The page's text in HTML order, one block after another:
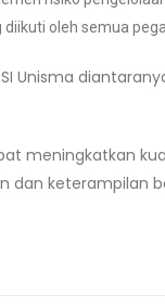
diikuti oleh semua
Unisma
meningkatkan
keterampilan